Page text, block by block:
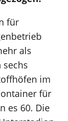
für
als
im
für
es 60. Die